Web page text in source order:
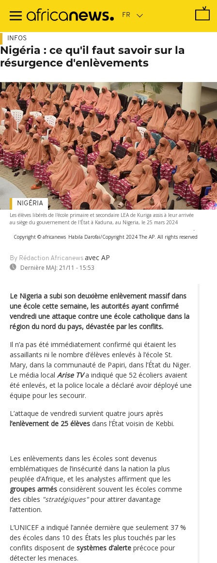
contenu
INFOS
Nigéria : ce qu'il faut savoir sur la
résurgence d'enlèvements
Les élèves libérés de l'école primaire et secondaire LEA de Kuriga assis à leur arrivée
au siège du gouvernement de l'État à Kaduna, au Nigeria, le 25 mars 2024
-
Copyright © africanews Habila Darofai/Copyright 2024 The AP. All rights reserved
By Rédaction Africanews avec AP
Dernière MAJ: 21/11 - 15:53
NIGÉRIA
Le Nigeria a subi son deuxième enlèvement massif dans
une école cette semaine, les autorités ayant confirmé
vendredi une attaque contre une école catholique dans la
région du nord du pays, dévastée par les conflits.
Il n’a pas été immédiatement confirmé qui étaient les
assaillants ni le nombre d’élèves enlevés à l’école St.
Mary, dans la communauté de Papiri, dans l’État du Niger.
Le média local Arise TVa indiqué que 52 écoliers avaient
été enlevés, et la police locale a déclaré avoir déployé une
équipe pour les secourir.
L’attaque de vendredi survient quatre jours après
l’enlèvement de 25 élèves dans l’État voisin de Kebbi.
Les enlèvements dans les écoles sont devenus
emblématiques de l’insécurité dans la nation la plus
peuplée d’Afrique, et les analystes affirment que les
groupes armés considèrent souvent les écoles comme
des cibles "stratégiques"pour attirer davantage
l’attention.
L’UNICEF a indiqué l’année dernière que seulement 37 %
des écoles dans 10 des États les plus touchés par les
conflits disposent de systèmes d’alerte précoce pour
détecter les menaces.